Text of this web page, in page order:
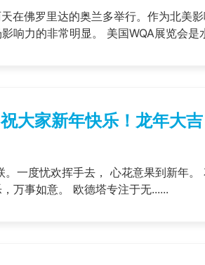
在佛罗里达的奥兰多举行。作为北美
响力的非常明显。 美国WQA展览会是
大家新年快乐！龙年大吉
洋溢希望的一年，祝你，新年快乐，万事如意。 欧德塔专注于无......